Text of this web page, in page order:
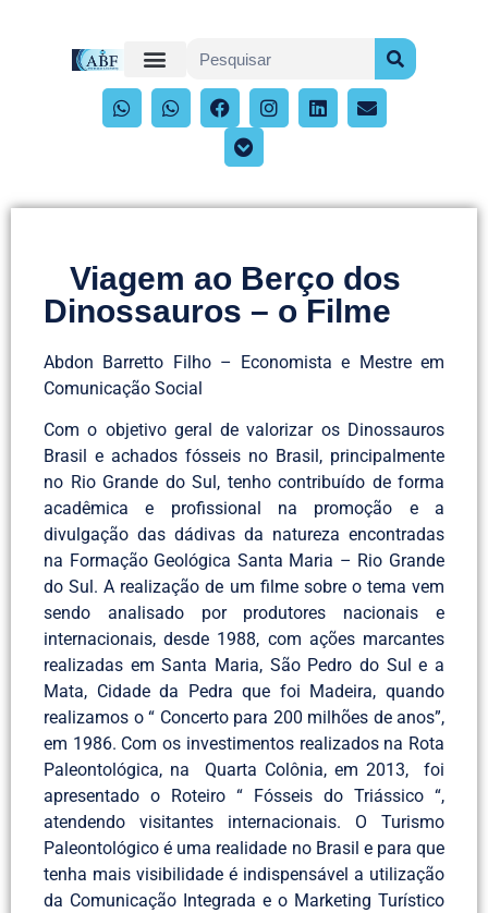
Viagem ao Berço dos
Dinossauros – o Filme
Abdon Barretto Filho – Economista e Mestre em
Comunicação Social
Com o objetivo geral de valorizar os Dinossauros
Brasil e achados fósseis no Brasil, principalmente
no Rio Grande do Sul, tenho contribuído de forma
acadêmica e profissional na promoção e a
divulgação das dádivas da natureza encontradas
na Formação Geológica Santa Maria – Rio Grande
do Sul. A realização de um filme sobre o tema vem
sendo analisado por produtores nacionais e
internacionais, desde 1988, com ações marcantes
realizadas em Santa Maria, São Pedro do Sul e a
Mata, Cidade da Pedra que foi Madeira, quando
realizamos o “ Concerto para 200 milhões de anos”,
em 1986. Com os investimentos realizados na Rota
Paleontológica, na Quarta Colônia, em 2013, foi
apresentado o Roteiro “ Fósseis do Triássico “,
atendendo visitantes internacionais. O Turismo
Paleontológico é uma realidade no Brasil e para que
tenha mais visibilidade é indispensável a utilização
da Comunicação Integrada e o Marketing Turístico